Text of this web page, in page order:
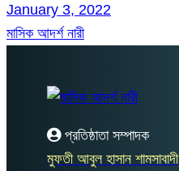
January 3, 2022
মাসিক আদর্শ নারী
প্রতিষ্ঠাতা সম্পাদক
মুফতী আবুল হাসান শামসাবাদী